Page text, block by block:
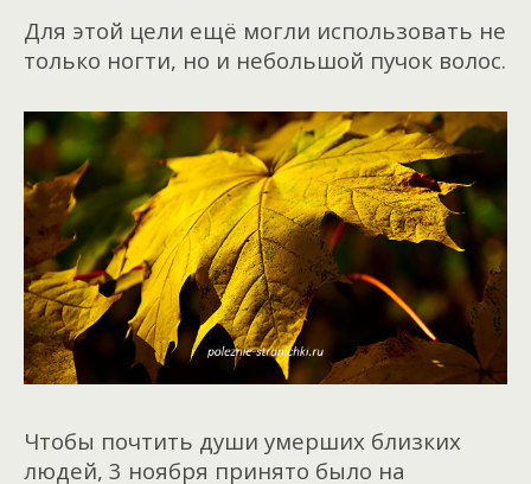
Для этой цели ещё могли использовать не
только ногти, но и небольшой пучок волос.
Чтобы почтить души умерших близких
людей, 3 ноября принято было на